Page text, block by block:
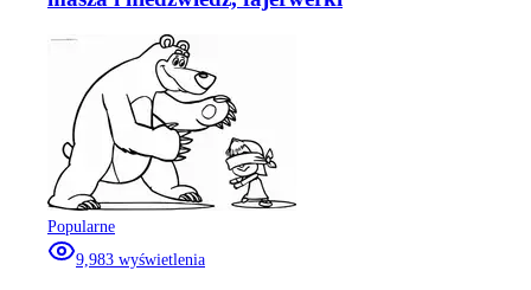
Popularne
9,983 wyświetlenia